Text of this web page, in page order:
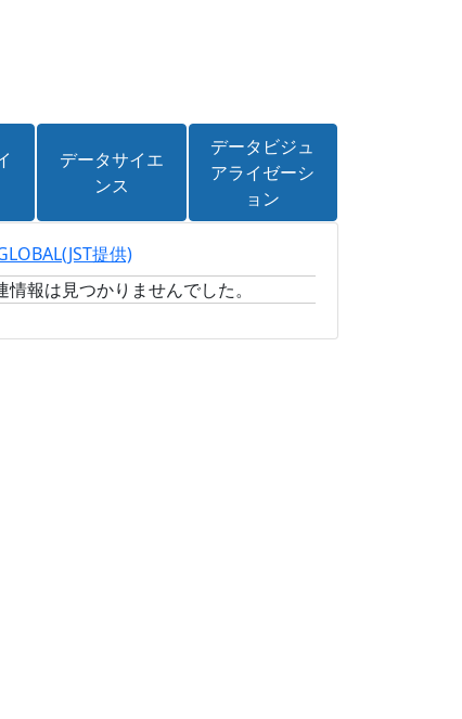
データサイエ
ンス
データビジュ
アライゼーシ
ョン
(JST提供)
情報は見つかりませんでした。